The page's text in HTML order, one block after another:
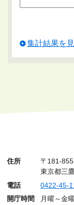
集計結果を
住所
〒181-
東京都三
電話
0422-45-
開庁時間
月曜～金